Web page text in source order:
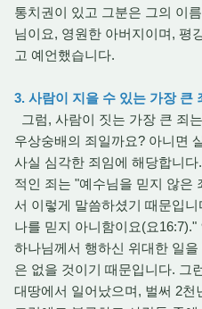
통치권이 있고 그분은 그의 이
님이요, 영원한 아버지이며, 평
고 예언했습니다.
3. 사람이 지을 수 있는 가장 큰
그럼, 사람이 짓는 가장 큰 죄
우상숭배의 죄일까요? 아니면
사실 심각한 죄임에 해당합니
적인 죄는 "예수님을 믿지 않은
서 이렇게 말씀하셨기 때문입
나를 믿지 아니함이요(요
하나님께서 행하신 위대한 일
은 없을 것이기 때문입니다. 그
대땅에서 일어났으며, 벌써 2